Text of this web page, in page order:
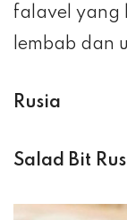
falavel yang
lembab dan
Rusia
Salad Bit